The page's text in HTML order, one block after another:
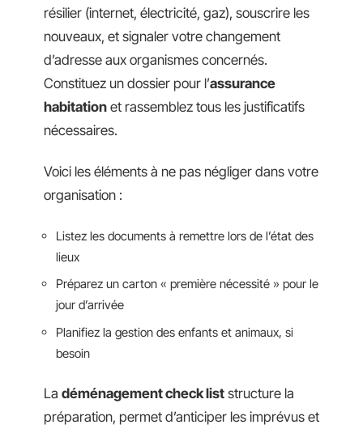
résilier (internet, électricité, gaz), souscrire les
nouveaux, et signaler votre changement
d’adresse aux organismes concernés.
Constituez un dossier pour l’assurance
habitation et rassemblez tous les justificatifs
nécessaires.
Voici les éléments à ne pas négliger dans votre
organisation :
Listez les documents à remettre lors de l’état des
lieux
Préparez un carton « première nécessité » pour le
jour d’arrivée
Planifiez la gestion des enfants et animaux, si
besoin
La déménagement check list structure la
préparation, permet d’anticiper les imprévus et